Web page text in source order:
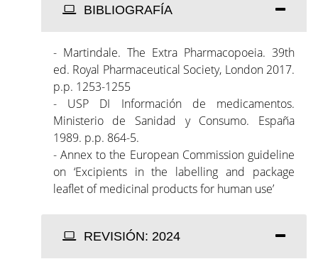
BIBLIOGRAFÍA
- Martindale. The Extra Pharmacopoeia. 39th
ed. Royal Pharmaceutical Society, London 2017.
p.p. 1253-1255
- USP DI Información de medicamentos.
Ministerio de Sanidad y Consumo. España
1989. p.p. 864-5.
- Annex to the European Commission guideline
on ‘Excipients in the labelling and package
leaflet of medicinal products for human use’
REVISIÓN: 2024